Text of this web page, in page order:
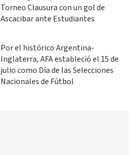
Torneo Clausura con un gol de
Ascacibar ante Estudiantes
Por el histórico Argentina-
Inglaterra, AFA estableció el 15 de
julio como Día de las Selecciones
Nacionales de Fútbol